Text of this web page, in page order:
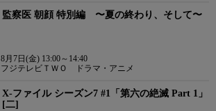
監察医 朝顔 特別編 〜夏の終わり、そして〜
8月7日(金) 13:00～14:40
フジテレビＴＷＯ ドラマ・アニメ
X-ファイル シーズン7 #1「第六の絶滅 Part 1」
[二]